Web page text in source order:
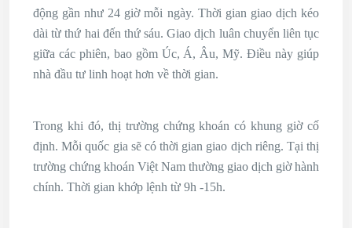
động gần như 24 giờ mỗi ngày. Thời gian giao dịch kéo
dài từ thứ hai đến thứ sáu. Giao dịch luân chuyển liên tục
giữa các phiên, bao gồm Úc, Á, Âu, Mỹ. Điều này giúp
nhà đầu tư linh hoạt hơn về thời gian.
Trong khi đó, thị trường chứng khoán có khung giờ cố
định. Mỗi quốc gia sẽ có thời gian giao dịch riêng. Tại thị
trường chứng khoán Việt Nam thường giao dịch giờ hành
chính. Thời gian khớp lệnh từ 9h -15h.